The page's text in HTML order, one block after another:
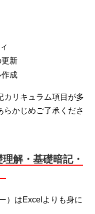
更新
成
リキュラム項目が多
らかじめご了承くださ
解・基礎暗記・
）はExcelよりも身に